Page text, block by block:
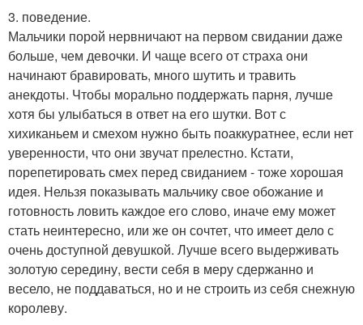
3. поведение.
Мальчики порой нервничают на первом свидании даже
больше, чем девочки. И чаще всего от страха они
начинают бравировать, много шутить и травить
анекдоты. Чтобы морально поддержать парня, лучше
хотя бы улыбаться в ответ на его шутки. Вот с
хихиканьем и смехом нужно быть поаккуратнее, если нет
уверенности, что они звучат прелестно. Кстати,
порепетировать смех перед свиданием - тоже хорошая
идея. Нельзя показывать мальчику свое обожание и
готовность ловить каждое его слово, иначе ему может
стать неинтересно, или же он сочтет, что имеет дело с
очень доступной девушкой. Лучше всего выдерживать
золотую середину, вести себя в меру сдержанно и
весело, не поддаваться, но и не строить из себя снежную
королеву.